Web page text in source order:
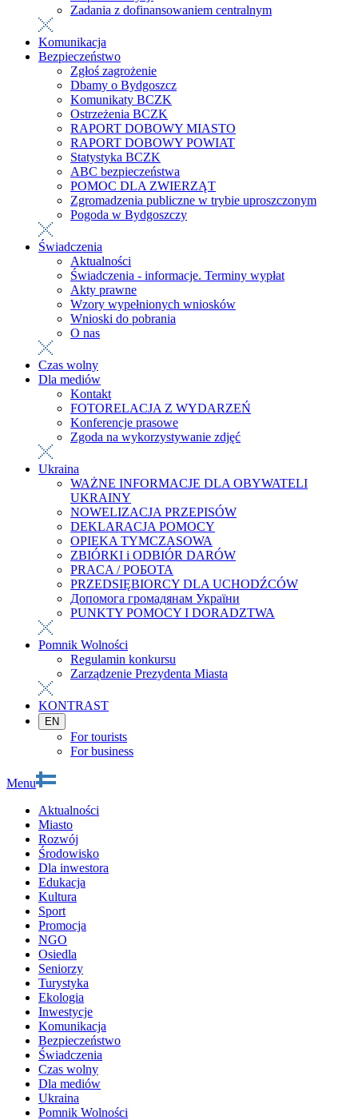
Zadania z dofinansowaniem centralnym
Komunikacja
Bezpieczeństwo
Zgłoś zagrożenie
Dbamy o Bydgoszcz
Komunikaty BCZK
Ostrzeżenia BCZK
RAPORT DOBOWY MIASTO
RAPORT DOBOWY POWIAT
Statystyka BCZK
ABC bezpieczeństwa
POMOC DLA ZWIERZĄT
Zgromadzenia publiczne w trybie uproszczonym
Pogoda w Bydgoszczy
Świadczenia
Aktualności
Świadczenia - informacje. Terminy wypłat
Akty prawne
Wzory wypełnionych wniosków
Wnioski do pobrania
O nas
Czas wolny
Dla mediów
Kontakt
FOTORELACJA Z WYDARZEŃ
Konferencje prasowe
Zgoda na wykorzystywanie zdjęć
Ukraina
WAŻNE INFORMACJE DLA OBYWATELI
UKRAINY
NOWELIZACJA PRZEPISÓW
DEKLARACJA POMOCY
OPIEKA TYMCZASOWA
ZBIÓRKI i ODBIÓR DARÓW
PRACA / РОБОТА
PRZEDSIĘBIORCY DLA UCHODŹCÓW
Допомога громадянам України
PUNKTY POMOCY I DORADZTWA
Pomnik Wolności
Regulamin konkursu
Zarządzenie Prezydenta Miasta
KONTRAST
EN
For tourists
For business
Menu
Aktualności
Miasto
Rozwój
Środowisko
Dla inwestora
Edukacja
Kultura
Sport
Promocja
NGO
Osiedla
Seniorzy
Turystyka
Ekologia
Inwestycje
Komunikacja
Bezpieczeństwo
Świadczenia
Czas wolny
Dla mediów
Ukraina
Pomnik Wolności